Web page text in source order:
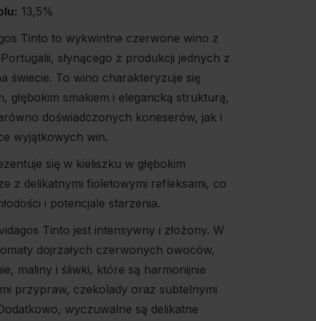
13,5%
Tinto to wykwintne czerwone wino z
słynącego z produkcji jednych z
świecie. To wino charakteryzuje się
głębokim smakiem i elegancką strukturą,
doświadczonych koneserów, jak i
wyjątkowych win.
się w kieliszku w głębokim
z delikatnymi fioletowymi refleksami, co
i potencjale starzenia.
Tinto jest intensywny i złożony. W
dojrzałych czerwonych owoców,
maliny i śliwki, które są harmonijnie
przypraw, czekolady oraz subtelnymi
wyczuwalne są delikatne